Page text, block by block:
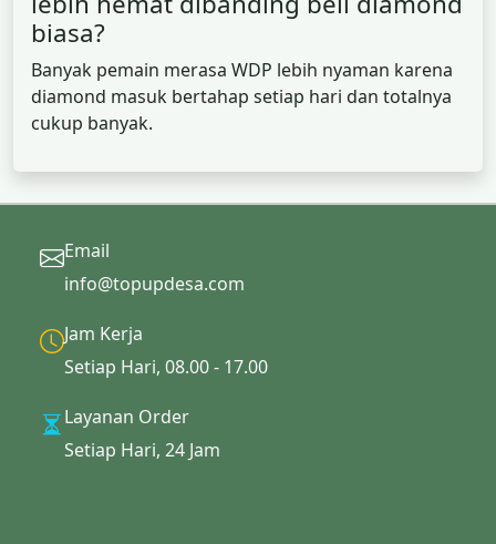
biasa?
Banyak pemain merasa WDP lebih nyaman karena
diamond masuk bertahap setiap hari dan totalnya
cukup banyak.
Email
info@topupdesa.com
Jam Kerja
Setiap Hari, 08.00 - 17.00
Layanan Order
Setiap Hari, 24 Jam